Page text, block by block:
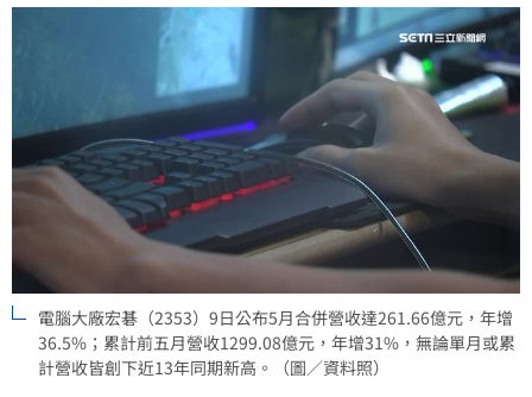
電腦大廠宏碁（2353）9日公布5月合併營收達261.66億元，年增
36.5%；累計前五月營收1299.08億元，年增31%，無論單月或累
計營收皆創下近13年同期新高。（圖／資料照）